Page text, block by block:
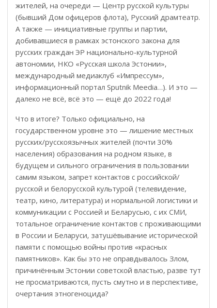
жителей, на очереди — Центр русской культуры
(бывший Дом офицеров флота), Русский драмтеатр.
А также — инициативные группы и партии,
добивавшиеся в рамках эстонского закона для
русских граждан ЭР национально-культурной
автономии, НКО «Русская школа Эстонии»,
международный медиаклуб «Импрессум»,
информационный портал Sputnik Meedia…). И это —
далеко не всё, всё это — ещё до 2022 года!
Что в итоге? Только официально, на
государственном уровне это — лишение местных
русских/русскоязычных жителей (почти 30%
населения) образования на родном языке, в
будущем и сильного ограничения в пользовании
самим языком, запрет контактов с российской/
русской и белорусской культурой (телевидение,
театр, кино, литература) и нормальной логистики и
коммуникации с Россией и Беларусью, с их СМИ,
тотальное ограничение контактов с проживающими
в России и Беларуси, затушёвывание исторической
памяти с помощью войны против «красных
памятников». Как бы это не оправдывалось Злом,
причинённым Эстонии советской властью, разве тут
не просматриваются, пусть смутно и в перспективе,
очертания этногеноцида?